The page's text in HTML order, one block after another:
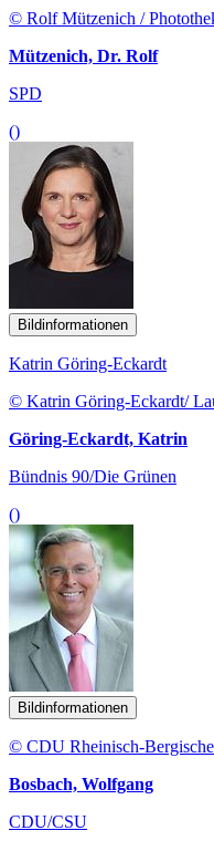
© Rolf Mützenich /
Mützenich, Dr. Rolf
SPD
()
Bildinformationen
Katrin Göring-Eckardt
© Katrin Göring-Eckardt/
Göring-Eckardt, Katrin
Bündnis 90/Die Grünen
()
Bildinformationen
© CDU Rheinisch-
Bosbach, Wolfgang
CDU/CSU